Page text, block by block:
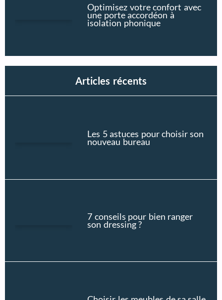
Optimisez votre confort avec
une porte accordéon à
isolation phonique
Articles récents
Les 5 astuces pour choisir son
nouveau bureau
7 conseils pour bien ranger
son dressing ?